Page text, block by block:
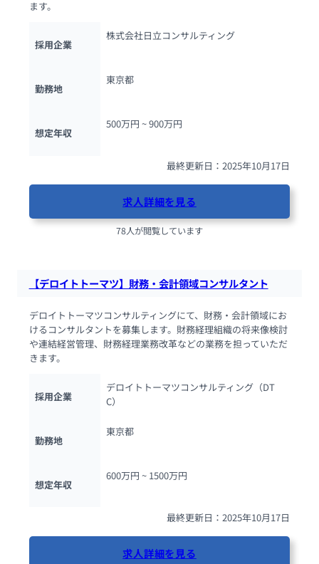
ます。
採用企業
株式会社日立コンサルティング
勤務地
東京都
想定年収
500万円 ~ 900万円
最終更新日：2025年10月17日
求人詳細を見る
78人が閲覧しています
【デロイトトーマツ】財務・会計領域コンサルタント
デロイトトーマツコンサルティングにて、財務・会計領域にお
けるコンサルタントを募集します。財務経理組織の将来像検討
や連結経営管理、財務経理業務改革などの業務を担っていただ
きます。
採用企業
デロイトトーマツコンサルティング（DT
C）
勤務地
東京都
想定年収
600万円 ~ 1500万円
最終更新日：2025年10月17日
求人詳細を見る